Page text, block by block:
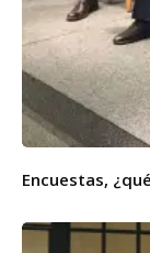
Encuestas,